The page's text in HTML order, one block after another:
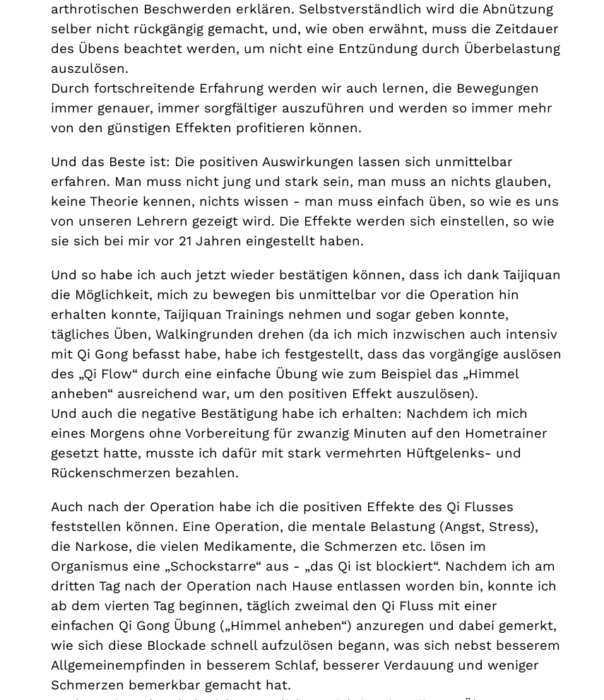
arthrotischen Beschwerden erklären. Selbstverständlich wird die Abnützung
selber nicht rückgängig gemacht, und, wie oben erwähnt, muss die Zeitdauer
des Übens beachtet werden, um nicht eine Entzündung durch Überbelastung
auszulösen.
Durch fortschreitende Erfahrung werden wir auch lernen, die Bewegungen
immer genauer, immer sorgfältiger auszuführen und werden so immer mehr
von den günstigen Effekten profitieren können.
Und das Beste ist: Die positiven Auswirkungen lassen sich unmittelbar
erfahren. Man muss nicht jung und stark sein, man muss an nichts glauben,
keine Theorie kennen, nichts wissen - man muss einfach üben, so wie es uns
von unseren Lehrern gezeigt wird. Die Effekte werden sich einstellen, so wie
sie sich bei mir vor 21 Jahren eingestellt haben.
Und so habe ich auch jetzt wieder bestätigen können, dass ich dank Taijiquan
die Möglichkeit, mich zu bewegen bis unmittelbar vor die Operation hin
erhalten konnte, Taijiquan Trainings nehmen und sogar geben konnte,
tägliches Üben, Walkingrunden drehen (da ich mich inzwischen auch intensiv
mit Qi Gong befasst habe, habe ich festgestellt, dass das vorgängige auslösen
des „Qi Flow“ durch eine einfache Übung wie zum Beispiel das „Himmel
anheben“ ausreichend war, um den positiven Effekt auszulösen).
Und auch die negative Bestätigung habe ich erhalten: Nachdem ich mich
eines Morgens ohne Vorbereitung für zwanzig Minuten auf den Hometrainer
gesetzt hatte, musste ich dafür mit stark vermehrten Hüftgelenks- und
Rückenschmerzen bezahlen.
Auch nach der Operation habe ich die positiven Effekte des Qi Flusses
feststellen können. Eine Operation, die mentale Belastung (Angst, Stress),
die Narkose, die vielen Medikamente, die Schmerzen etc. lösen im
Organismus eine „Schockstarre“ aus - „das Qi ist blockiert“. Nachdem ich am
dritten Tag nach der Operation nach Hause entlassen worden bin, konnte ich
ab dem vierten Tag beginnen, täglich zweimal den Qi Fluss mit einer
einfachen Qi Gong Übung („Himmel anheben“) anzuregen und dabei gemerkt,
wie sich diese Blockade schnell aufzulösen begann, was sich nebst besserem
Allgemeinempfinden in besserem Schlaf, besserer Verdauung und weniger
Schmerzen bemerkbar gemacht hat.